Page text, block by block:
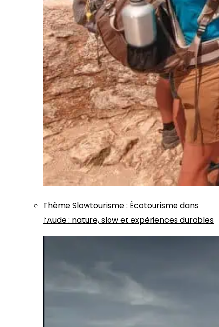
ThèmeSlowtourisme: Écotourisme dans
l’Aude : nature, slow et expériences durables